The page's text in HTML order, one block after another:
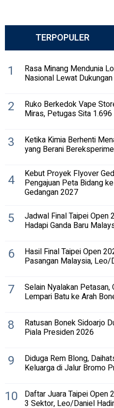
TERPOPULER
1 Rasa Minang Mendunia
Nasional Lewat
2 Ruko Berkedok Vape
Miras, Petugas Sita
3 Ketika Kimia Berhenti
yang Berani
4 Kebut Proyek Flyover
Pengajuan Peta Bidang
Gedangan 2027
5 Jadwal Final Taipei Open
Hadapi Ganda Baru
6 Hasil Final Taipei Open
Pasangan Malaysia,
7 Selain Nyalakan Petasan,
Lempari Batu ke Arah
8 Ratusan Bonek Sidoarjo
Piala Presiden 2026
9 Diduga Rem Blong,
Keluarga di Jalur Bromo
10 Daftar Juara Taipei Open
3 Sektor, Leo/Daniel